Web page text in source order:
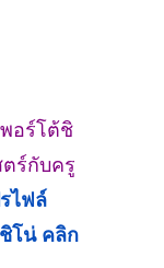
อร์โต้ชิ
ร์กับครู
ไฟล์
โน่ คลิก